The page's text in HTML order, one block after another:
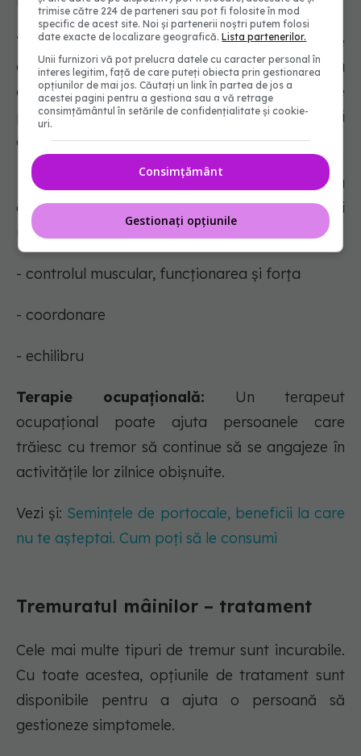
Tehnici psihologice:Persoanele care se
confruntă cu tremur din cauza anxietății sau a
atacurilor de panică pot beneficia de
practicarea tehnicilor de relaxare, cum ar fi
exercițiile respirație.
Kinetoterapie:
Un kinetoterapeut poate învăța
oamenii exerciții pentru a îmbunătăți
următoarele:
- controlul muscular, funcționarea și forța
- coordonare
- echilibru
Terapie ocupațională: Un terapeut
ocupațional poate ajuta persoanele care
trăiesc cu tremor să continue să se angajeze în
activitățile lor zilnice obișnuite.
Vezi și: Semințele de portocale, beneficii la care
nu te așteptai. Cum poți să le consumi
Tremuratul mâinilor – tratament
Cele mai multe tipuri de tremur sunt incurabile.
Cu toate acestea, opțiunile de tratament sunt
disponibile pentru a ajuta o persoană să
gestioneze simptomele.
trimise către 224 de parteneri sau pot fi folosite în mod
specific de acest site. Noi și partenerii noștri putem folosi
date exacte de localizare geografică.Lista partenerilor.
Unii furnizori vă pot prelucra datele cu caracter personal în
interes legitim, față de care puteți obiecta prin gestionarea
opțiunilor de mai jos. Căutați un link în partea de jos a
acestei pagini pentru a gestiona sau a vă retrage
consimțământul în setările de confidențialitate și cookie-
uri.
Consimțământ
Gestionați opțiunile